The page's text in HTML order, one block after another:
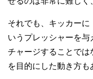
それでも、キッカーに
いうプレッシャーを
チャージすることで
を目的にした動き方も